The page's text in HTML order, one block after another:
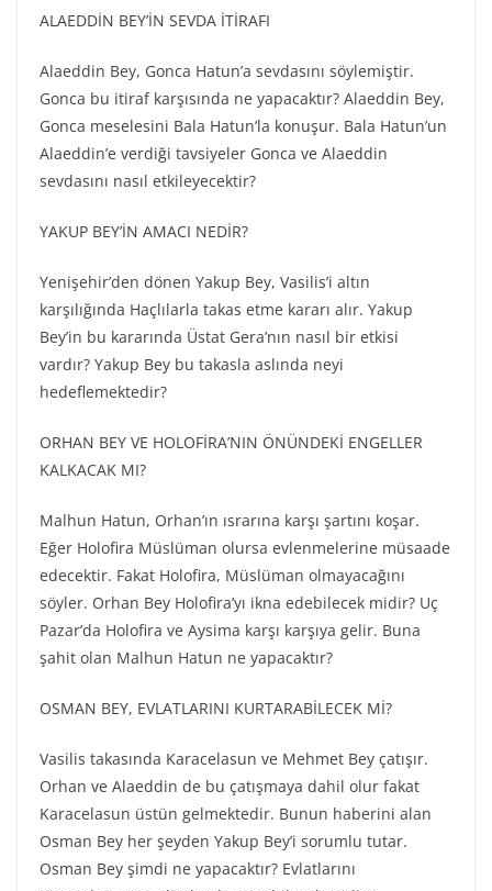
ALAEDDİN BEY’İN SEVDA İTİRAFI
Alaeddin Bey, Gonca Hatun’a sevdasını söylemiştir.
Gonca bu itiraf karşısında ne yapacaktır? Alaeddin Bey,
Gonca meselesini Bala Hatun’la konuşur. Bala Hatun’un
Alaeddin’e verdiği tavsiyeler Gonca ve Alaeddin
sevdasını nasıl etkileyecektir?
YAKUP BEY’İN AMACI NEDİR?
Yenişehir’den dönen Yakup Bey, Vasilis’i altın
karşılığında Haçlılarla takas etme kararı alır. Yakup
Bey’in bu kararında Üstat Gera’nın nasıl bir etkisi
vardır? Yakup Bey bu takasla aslında neyi
hedeflemektedir?
ORHAN BEY VE HOLOFİRA’NIN ÖNÜNDEKİ ENGELLER
KALKACAK MI?
Malhun Hatun, Orhan’ın ısrarına karşı şartını koşar.
Eğer Holofira Müslüman olursa evlenmelerine müsaade
edecektir. Fakat Holofira, Müslüman olmayacağını
söyler. Orhan Bey Holofira’yı ikna edebilecek midir? Uç
Pazar’da Holofira ve Aysima karşı karşıya gelir. Buna
şahit olan Malhun Hatun ne yapacaktır?
OSMAN BEY, EVLATLARINI KURTARABİLECEK Mİ?
Vasilis takasında Karacelasun ve Mehmet Bey çatışır.
Orhan ve Alaeddin de bu çatışmaya dahil olur fakat
Karacelasun üstün gelmektedir. Bunun haberini alan
Osman Bey her şeyden Yakup Bey’i sorumlu tutar.
Osman Bey şimdi ne yapacaktır? Evlatlarını